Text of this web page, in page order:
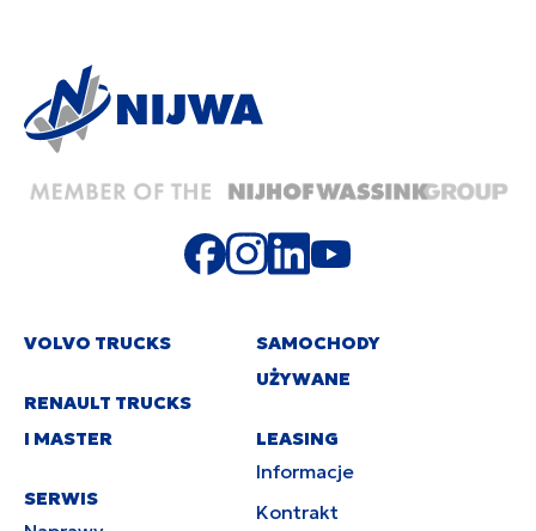
VOLVO TRUCKS
RENAULT TRUCKS
I MASTER
SERWIS
SAMOCHODY
UŻYWANE
LEASING
Informacje
Kontrakt